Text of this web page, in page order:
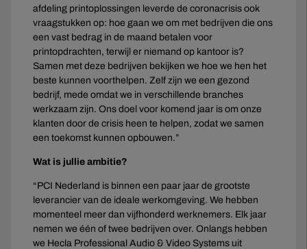
afdeling printoplossingen leverde de coronacrisis ook
vraagstukken op: hoe gaan we om met bedrijven die ons
een vast bedrag in de maand betalen voor
printopdrachten, terwijl er niemand op kantoor is?
Samen met deze bedrijven bekijken we hoe we hen het
beste kunnen voorthelpen. Zelf zijn we een gezond
bedrijf, mede omdat we in verschillende branches
werkzaam zijn. Ons doel voor komend jaar is om onze
klanten door de crisis heen te helpen, zodat we samen
een toekomst kunnen opbouwen.”
Wat is jullie ambitie?
“PCI Nederland is binnen een paar jaar de grootste
leverancier van de ideale werkomgeving. We hebben
momenteel meer dan vijfhonderd werknemers. Elk jaar
nemen we één of twee bedrijven over. Onlangs hebben
we Hecla Professional Audio & Video Systems uit